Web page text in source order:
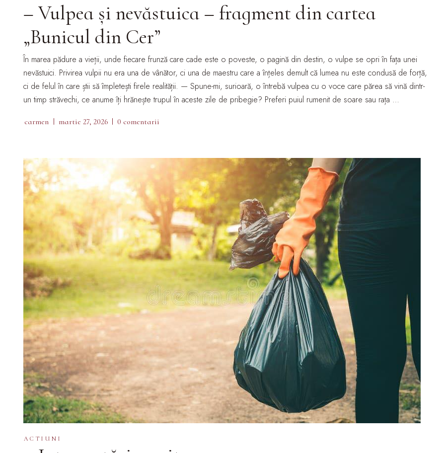
– Vulpea și nevăstuica – fragment din cartea
„Bunicul din Cer”
În marea pădure a vieții, unde fiecare frunză care cade este o poveste, o pagină din destin, o vulpe se opri în fața unei
nevăstuici. Privirea vulpii nu era una de vânător, ci una de maestru care a înțeles demult că lumea nu este condusă de forță,
ci de felul în care știi să împletești firele realității. — Spune-mi, surioară, o întrebă vulpea cu o voce care părea să vină dintr-
un timp străvechi, ce anume îți hrănește trupul în aceste zile de pribegie? Preferi puiul rumenit de soare sau rața …
carmen martie 27, 2026 0 comentarii
ACTIUNI